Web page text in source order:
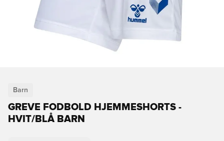
Barn
GREVE FODBOLD HJEMMESHORTS -
HVIT/BLÅ BARN